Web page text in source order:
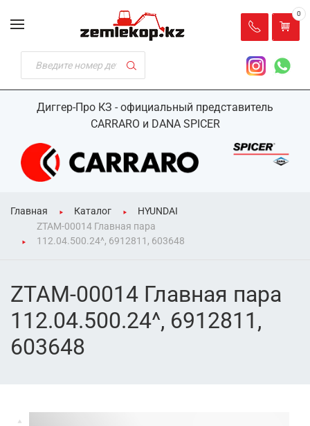
Диггер-Про КЗ - официальный представитель
CARRARO и DANA SPICER
0
Главная Каталог
HYUNDAI
ZTAM-00014 Главная пара
112.04.500.24^, 6912811, 603648
ZTAM-00014 Главная пара
112.04.500.24^, 6912811,
603648